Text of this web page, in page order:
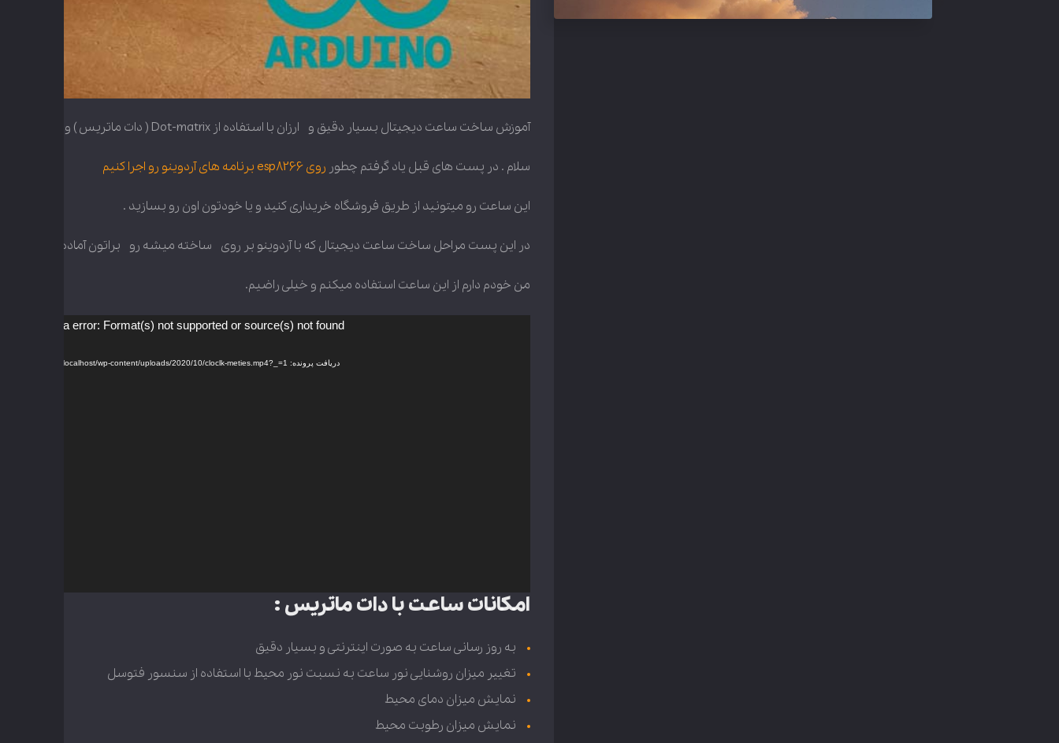
آموزش ساخت ساعت دیجیتال بسیار دقیق و ارزان با استفاده از Dot-matrix ( دات ماتریس ) و ESP8266 با قابلیت های بسیار باحال . سطح آموزش :
سلام . در پست های قبل یاد گرفتم چطور روی esp8266 برنامه های آردوینو رو اجرا کنیم
این ساعت رو میتونید از طریق فروشگاه خریداری کنید و یا خودتون اون رو بسازید .
در این پست مراحل ساخت ساعت دیجیتال که با آردوینو بر روی ساخته میشه رو براتون آماده کردم .
من خودم دارم از این ساعت استفاده میکنم و خیلی راضیم.
Media error: Format(s) not supported or source(s) not found
دریافت پرونده: https://localhost/wp-content/uploads/2020/10/cloclk-meties.mp4?_=1
امکانات ساعت با دات ماتریس :
به روز رسانی ساعت به صورت اینترنتی و بسیار دقیق
تغییر میزان روشنایی نور ساعت به نسبت نور محیط با استفاده از سنسور فتوسل
نمایش میزان دمای محیط
نمایش میزان رطوبت محیط